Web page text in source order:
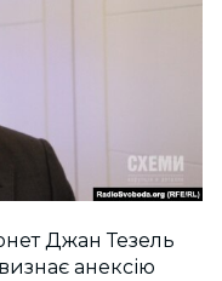
Джан Тезель
анексію